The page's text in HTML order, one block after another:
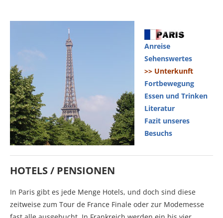
Anreise
Sehenswertes
>> Unterkunft
Fortbewegung
Essen und Trinken
Literatur
Fazit unseres
Besuchs
HOTELS / PENSIONEN
In Paris gibt es jede Menge Hotels, und doch sind diese
zeitweise zum Tour de France Finale oder zur Modemesse